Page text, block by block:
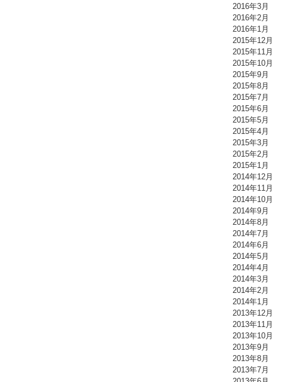
2016年3月
2016年2月
2016年1月
2015年12月
2015年11月
2015年10月
2015年9月
2015年8月
2015年7月
2015年6月
2015年5月
2015年4月
2015年3月
2015年2月
2015年1月
2014年12月
2014年11月
2014年10月
2014年9月
2014年8月
2014年7月
2014年6月
2014年5月
2014年4月
2014年3月
2014年2月
2014年1月
2013年12月
2013年11月
2013年10月
2013年9月
2013年8月
2013年7月